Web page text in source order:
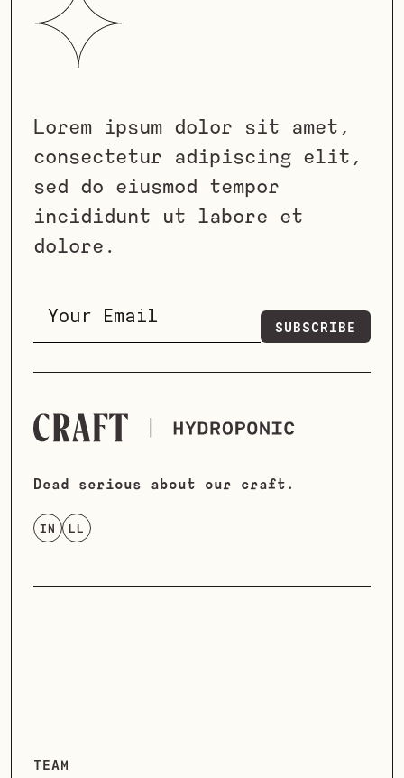
Lorem ipsum dolor sit amet,
consectetur adipiscing elit,
sed do eiusmod tempor
incididunt ut labore et
dolore.
Dead serious about our craft.
IN LL
TEAM